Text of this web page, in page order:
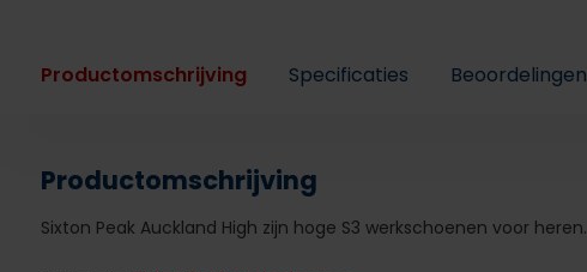
Productomschrijving Specificaties Beoordelingen
Productomschrijving
Sixton Peak Auckland High zijn hoge S3 werkschoenen voor heren.